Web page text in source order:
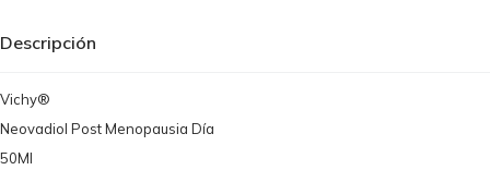
Descripción
Vichy®
Neovadiol Post Menopausia Día
50Ml